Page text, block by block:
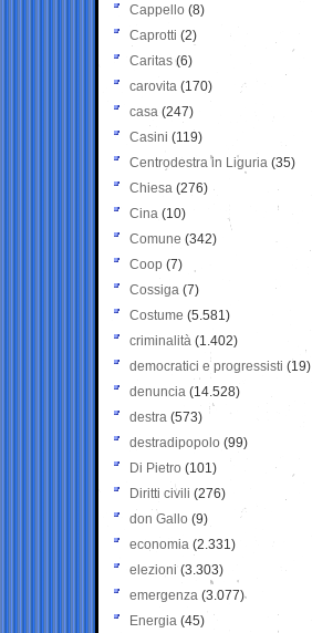
Cappello (8)
Caprotti (2)
Caritas (6)
carovita (170)
casa (247)
Casini (119)
Centrodestra in Liguria (35)
Chiesa (276)
Cina (10)
Comune (342)
Coop (7)
Cossiga (7)
Costume (5.581)
criminalità (1.402)
democratici e progressisti (19)
denuncia (14.528)
destra (573)
destradipopolo (99)
Di Pietro (101)
Diritti civili (276)
don Gallo (9)
economia (2.331)
elezioni (3.303)
emergenza (3.077)
Energia (45)